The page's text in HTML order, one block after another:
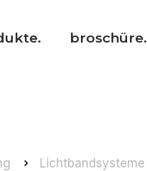
broschüre.
Lichtbandsysteme